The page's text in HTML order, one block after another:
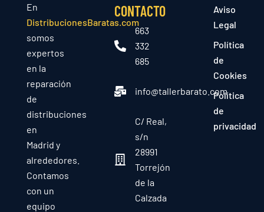
En
DistribucionesBaratas.com
somos
expertos
en la
reparación
de
distribuciones
en
Madrid y
alrededores.
Contamos
con un
equipo
CONTACTO
663
332
685
info@tallerbarato.com
C/ Real,
s/n
28991
Torrejón
de la
Calzada
Aviso
Legal
Política
de
Cookies
Política
de
privacidad